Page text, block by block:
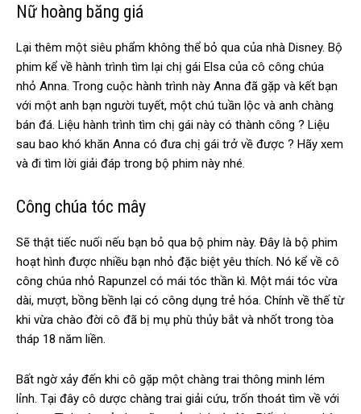
Nữ hoàng băng giá
Lại thêm một siêu phẩm không thể bỏ qua của nhà Disney. Bộ
phim kể về hành trình tìm lại chị gái Elsa của cô công chúa
nhỏ Anna. Trong cuộc hành trình này Anna đã gặp và kết bạn
với một anh bạn người tuyết, một chú tuần lộc và anh chàng
bán đá. Liệu hành trình tìm chị gái này có thành công ? Liệu
sau bao khó khăn Anna có đưa chị gái trở về được ? Hãy xem
và đi tìm lời giải đáp trong bộ phim này nhé.
Công chúa tóc mây
Sẽ thật tiếc nuối nếu bạn bỏ qua bộ phim này. Đây là bộ phim
hoạt hình được nhiều bạn nhỏ đặc biệt yêu thích. Nó kể về cô
công chúa nhỏ Rapunzel có mái tóc thần kì. Một mái tóc vừa
dài, mượt, bồng bềnh lại có công dụng trẻ hóa. Chính về thế từ
khi vừa chào đời cô đã bị mụ phù thủy bắt và nhốt trong tòa
tháp 18 năm liền.
Bất ngờ xảy đến khi cô gặp một chàng trai thông minh lém
lỉnh. Tại đây cô dược chàng trai giải cứu, trốn thoát tìm về với